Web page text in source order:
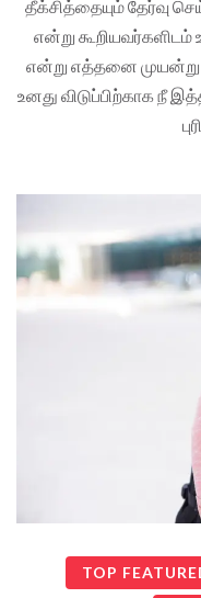
தீக்சித்தையும் தேர்வு
என்று
என்று எத்தனை முயன்று
உனது விடுப்பிற்காக நீ
TOP